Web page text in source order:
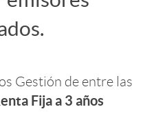
Gestión de entre las
Fija a 3 años
de